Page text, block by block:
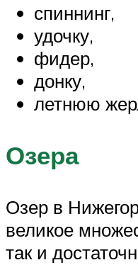
спиннинг,
удочку,
фидер,
донку,
летнюю
Озера
Озер в
великое
так и